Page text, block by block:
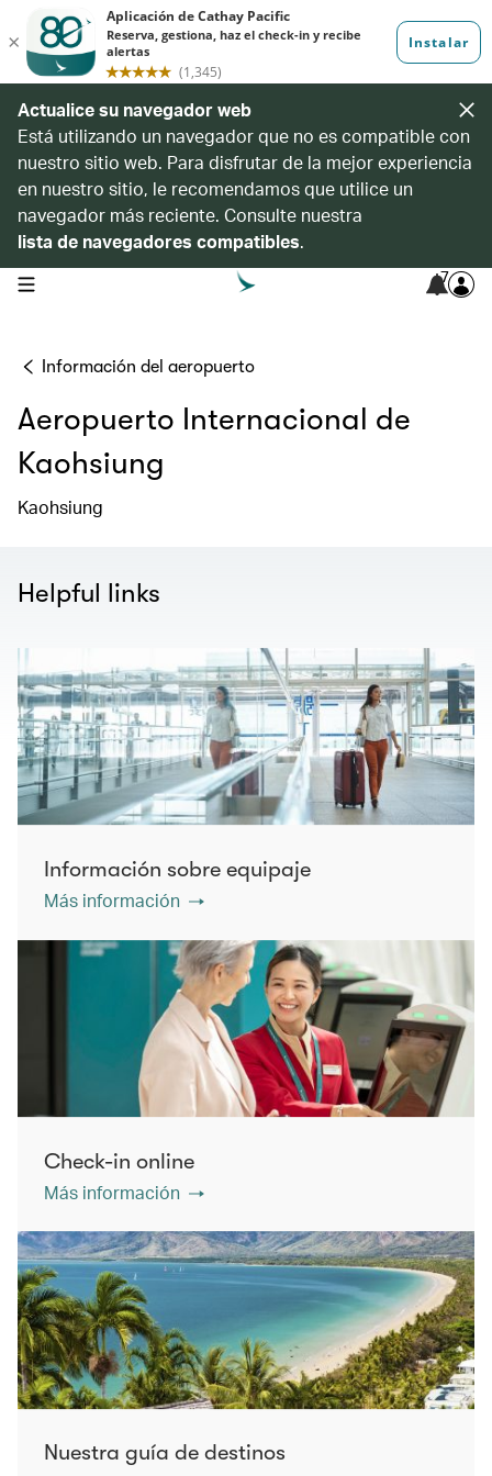
Actualice su navegador web
Está utilizando un navegador que no es compatible con
nuestro sitio web. Para disfrutar de la mejor experiencia
en nuestro sitio, le recomendamos que utilice un
navegador más reciente. Consulte nuestra
lista de navegadores compatibles.
open navigation menu 7
Información del aeropuerto
Aeropuerto Internacional de
Kaohsiung
Kaohsiung
Helpful links
Información sobre equipaje
Más información
Check-in online
Más información
Nuestra guía de destinos